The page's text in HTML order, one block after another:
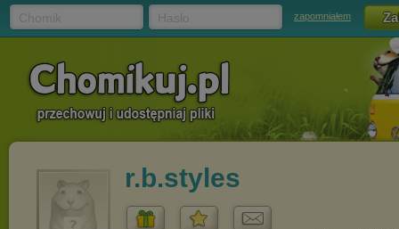
zapomniałem
r.b.styles